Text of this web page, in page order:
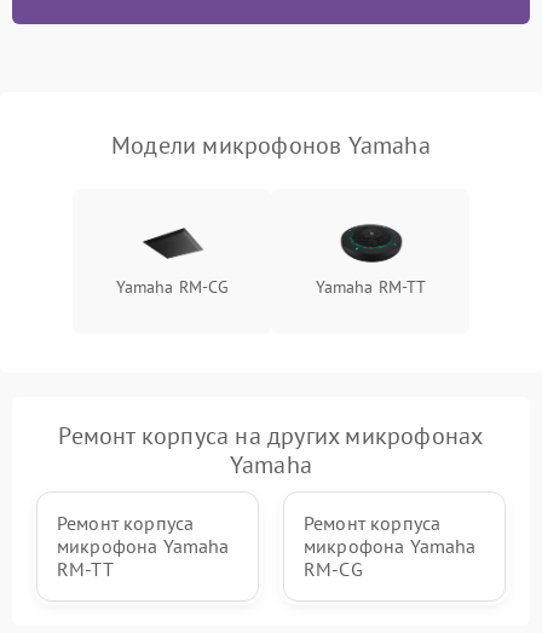
беспроводных
микрофонов)Модели микрофонов Yamaha
Yamaha RM-CG Yamaha RM-TT
Ремонт корпуса на других микрофонах
Yamaha
Ремонт корпуса
микрофона Yamaha
RM-TT
Ремонт корпуса
микрофона Yamaha
RM-CG